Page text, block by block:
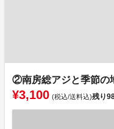
②南房総アジと季節の
¥3,100 (税込/送料込)残り